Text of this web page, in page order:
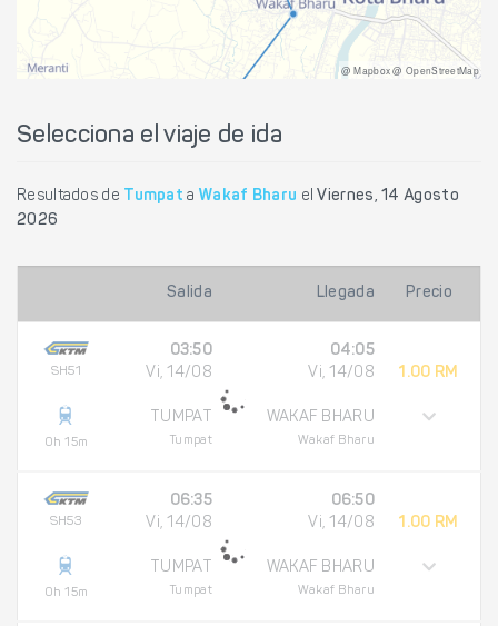
@ Mapbox @ OpenStreetMap
Selecciona el viaje de ida
Resultados de Tumpat a Wakaf Bharu elViernes, 14 Agosto
2026
Salida Llegada Precio
SH51
0h 15m
03:50
Vi, 14/08
TUMPAT
Tumpat
04:05
Vi, 14/08
WAKAF BHARU
Wakaf Bharu
1.00 RM
SH53
0h 15m
06:35
Vi, 14/08
TUMPAT
Tumpat
06:50
Vi, 14/08
WAKAF BHARU
Wakaf Bharu
1.00 RM